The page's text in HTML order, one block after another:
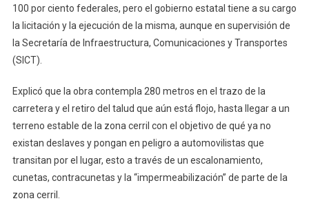
100 por ciento federales, pero el gobierno estatal tiene a su cargo
la licitación y la ejecución de la misma, aunque en supervisión de
la Secretaría de Infraestructura, Comunicaciones y Transportes
(SICT).
Explicó que la obra contempla 280 metros en el trazo de la
carretera y el retiro del talud que aún está flojo, hasta llegar a un
terreno estable de la zona cerril con el objetivo de qué ya no
existan deslaves y pongan en peligro a automovilistas que
transitan por el lugar, esto a través de un escalonamiento,
cunetas, contracunetas y la “impermeabilización” de parte de la
zona cerril.